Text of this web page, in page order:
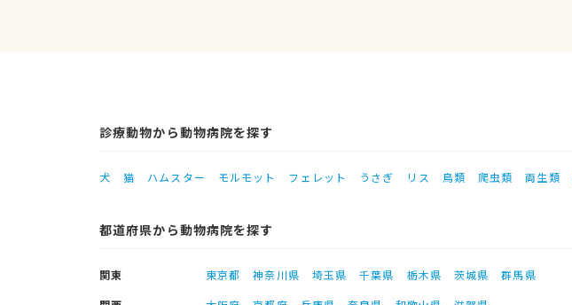
診療動物から動物病院を探す
犬 猫 ハムスター モルモット フェレット うさぎ リス 鳥類 爬虫類 両生類
都道府県から動物病院を探す
関東 東京都 神奈川県 埼玉県 千葉県 栃木県 茨城県
群馬県